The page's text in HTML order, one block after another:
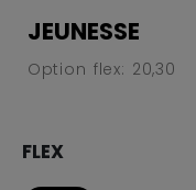
JEUNESSE
Option flex: 20,30
FLEX